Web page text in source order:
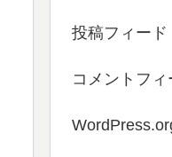
投稿フィード
コメントフィ